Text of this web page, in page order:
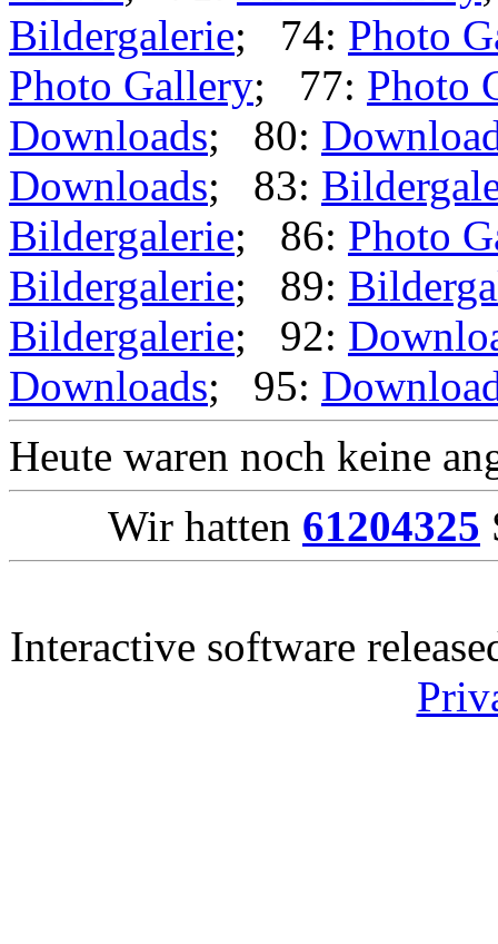
Bildergalerie; 74: Photo
Photo Gallery; 77: Photo
Downloads; 80:
Downloads; 83:
Bildergalerie; 86: Photo
Bildergalerie; 89:
Bildergalerie; 92:
Downloads; 95:
Heute waren noch keine
Wir hatten 61204325
Interactive software